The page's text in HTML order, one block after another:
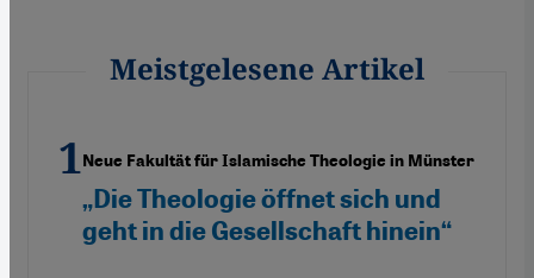
Meistgelesene Artikel
Neue Fakultät für Islamische Theologie in Münster
„Die Theologie öffnet sich und
geht in die Gesellschaft hinein“